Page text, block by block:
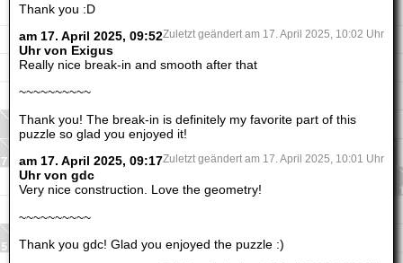
Thank you :D
Zuletzt geändert am 17. April 2025, 10:02 Uhr
am 17. April 2025, 09:52
Uhr von Exigus
Really nice break-in and smooth after that
~~~~~~~~~~
Thank you! The break-in is definitely my favorite part of this
puzzle so glad you enjoyed it!
Zuletzt geändert am 17. April 2025, 10:01 Uhr
am 17. April 2025, 09:17
Uhr von gdc
Very nice construction. Love the geometry!
~~~~~~~~~~
Thank you gdc! Glad you enjoyed the puzzle :)